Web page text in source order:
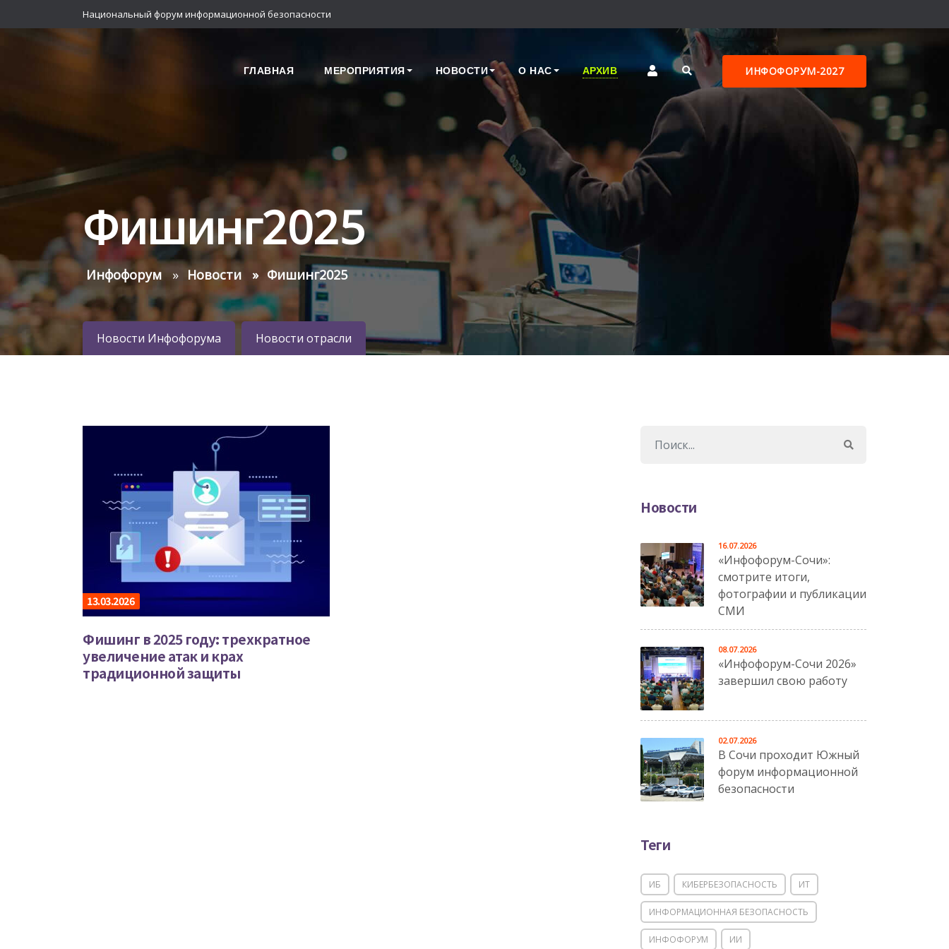
Национальный форум информационной безопасности
ГЛАВНАЯ МЕРОПРИЯТИЯ НОВОСТИ О НАС АРХИВ ИНФОФОРУМ-2027
Фишинг2025
Инфофорум Новости Фишинг2025
Новости Инфофорума Новости отрасли
13.03.2026
Фишинг в 2025 году: трехкратное
увеличение атак и крах
традиционной защиты
Новости
«Инфофорум-Сочи»:
смотрите итоги,
фотографии и публикации
СМИ
16.07.2026
«Инфофорум-Сочи 2026»
завершил свою работу
08.07.2026
В Сочи проходит Южный
форум информационной
безопасности
02.07.2026
Теги
ИБ КИБЕРБЕЗОПАСНОСТЬ ИТ
ИНФОРМАЦИОННАЯ БЕЗОПАСНОСТЬ
ИНФОФОРУМ ИИ